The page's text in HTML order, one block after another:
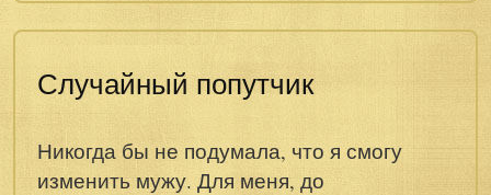
Случайный попутчик
Никогда бы не подумала, что я смогу
изменить мужу. Для меня, до